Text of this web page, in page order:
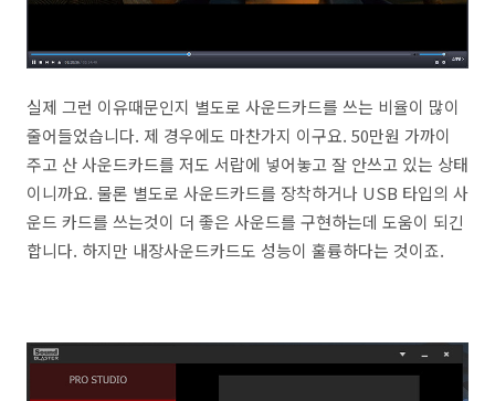
실제 그런 이유때문인지 별도로 사운드카드를 쓰는 비율이 많이
줄어들었습니다. 제 경우에도 마찬가지 이구요. 50만원 가까이
주고 산 사운드카드를 저도 서랍에 넣어놓고 잘 안쓰고 있는 상태
이니까요. 물론 별도로 사운드카드를 장착하거나 USB 타입의 사
운드 카드를 쓰는것이 더 좋은 사운드를 구현하는데 도움이 되긴
합니다. 하지만 내장사운드카드도 성능이 훌륭하다는 것이죠.